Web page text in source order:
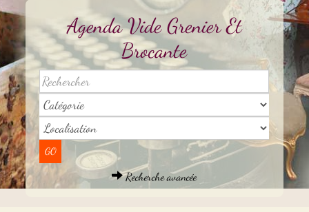
Agenda Vide Grenier Et
Brocante
Recherche avancée